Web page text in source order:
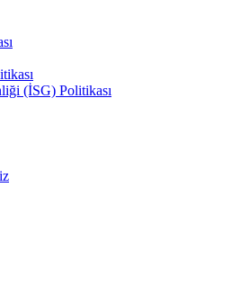
(İSG) Politikası